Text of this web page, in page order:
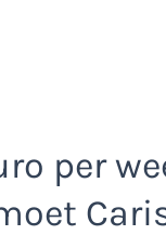
per